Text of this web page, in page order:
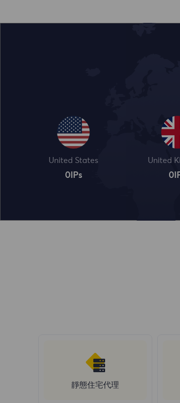
United States
0IPs
United
0
靜態住宅代理